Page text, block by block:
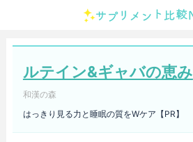
ルテイン&ギャバの恵み
和漢の森
はっきり見る力と睡眠の質をWケア【PR】